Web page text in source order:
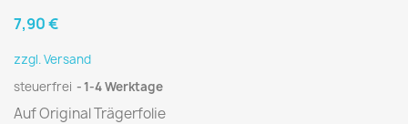
7,90 €
zzgl. Versand
steuerfrei
1-4 Werktage
Auf Original Trägerfolie